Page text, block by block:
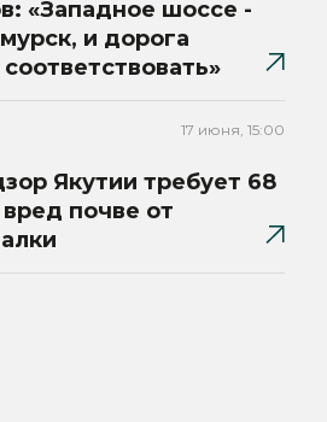
«Западное шоссе -
и дорога
17 июня, 15:00
Якутии требует 68
почве от